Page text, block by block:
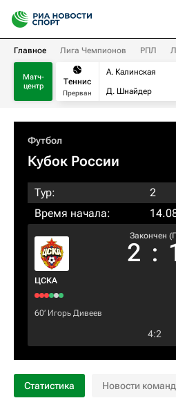
Главное Лига Чемпионов РПЛ
Матч-
центр
Теннис
Прерван
А. Калинская
Д. Шнайдер
Футбол
Кубок России
Тур:
2
Время начала:
ЦСКА
Закончен
2 :
60‎’‎ Игорь Дивеев
4:2
Статистика Новости команд